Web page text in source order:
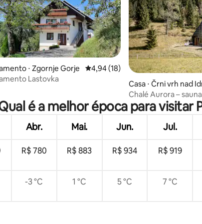
média de 5, 28 avaliações
⋅ Zgornje Gorje 4,94 de uma avaliação média de
4,94 (18)
Lastovka
Casa ⋅ Črni vrh nad
Chalé Aurora –
natureza perto de
é a melhor época para visitar
Abr. Mai. Jun. Jul.
R$ 780 R$ 883 R$ 934 R$ 919
-3 °C 1 °C 5 °C 7 °C